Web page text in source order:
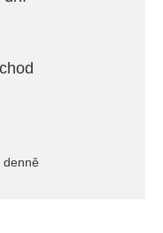
denně